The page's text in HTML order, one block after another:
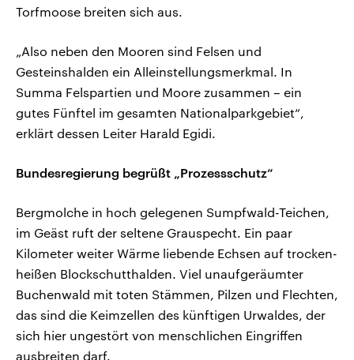
Torfmoose breiten sich aus.
„Also neben den Mooren sind Felsen und
Gesteinshalden ein Alleinstellungsmerkmal. In
Summa Felspartien und Moore zusammen – ein
gutes Fünftel im gesamten Nationalparkgebiet“,
erklärt dessen Leiter Harald Egidi.
Bundesregierung begrüßt „Prozessschutz“
Bergmolche in hoch gelegenen Sumpfwald-Teichen,
im Geäst ruft der seltene Grauspecht. Ein paar
Kilometer weiter Wärme liebende Echsen auf trocken-
heißen Blockschutthalden. Viel unaufgeräumter
Buchenwald mit toten Stämmen, Pilzen und Flechten,
das sind die Keimzellen des künftigen Urwaldes, der
sich hier ungestört von menschlichen Eingriffen
ausbreiten darf.